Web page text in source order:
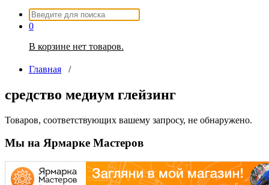
Искать:
0
В корзине нет товаров.
Главная /
средство медиум глейзинг
Товаров, соответствующих вашему запросу, не обнаружено.
Мы на Ярмарке Мастеров